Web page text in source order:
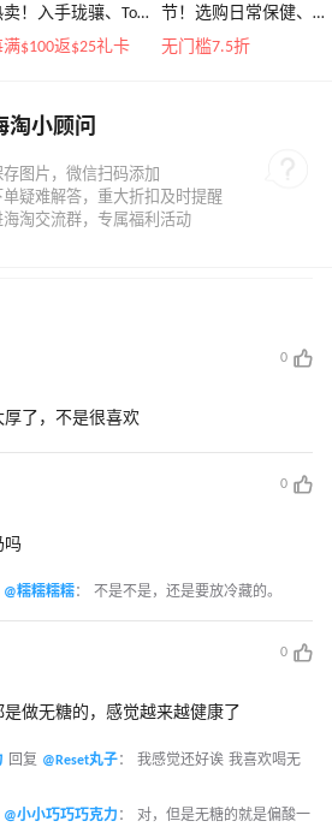
卖！入手珑骧、Tory
、拉夫劳伦等
满$100返$25礼卡
节！选购日常保健、
健身补剂、护肤洗护
无门槛7.5折
淘小顾问
0
了，不是很喜欢
0
吗
@糯糯糯糯： 不是不是，还是要放冷藏的。
0
做无糖的，感觉越来越健康了
回复 @Reset丸子： 我感觉还好诶 我喜欢喝无
@小小巧巧巧克力 ： 对，但是无糖的就是偏酸一